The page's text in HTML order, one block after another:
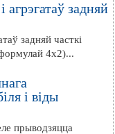
агрэгатаў задняй
задняй часткі
формулай 4x2)...
і віды
прыводзяцца